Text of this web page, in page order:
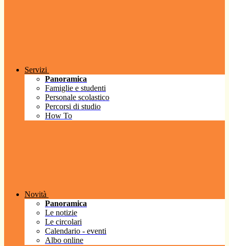
Servizi
Panoramica
Famiglie e studenti
Personale scolastico
Percorsi di studio
How To
Novità
Panoramica
Le notizie
Le circolari
Calendario - eventi
Albo online